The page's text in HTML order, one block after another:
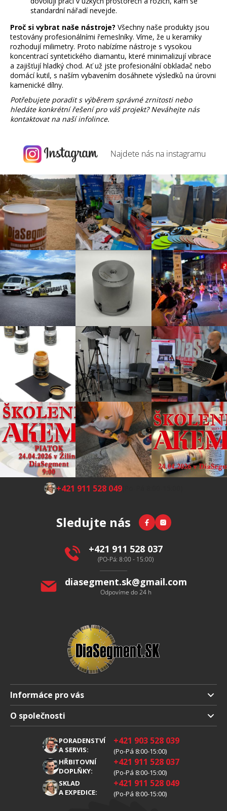
standardní nářadí nevejde.
Proč si vybrat naše nástroje? Všechny naše produkty jsou
testovány profesionálními řemeslníky. Víme, že u keramiky
rozhodují milimetry. Proto nabízíme nástroje s vysokou
koncentrací syntetického diamantu, které minimalizují vibrace
a zajišťují hladký chod. Ať už jste profesionální obkladač nebo
domácí kutil, s naším vybavením dosáhnete výsledků na úrovni
kamenické dílny.
Potřebujete poradit s výběrem správné zrnitosti nebo
hledáte konkrétní řešení pro váš projekt? Neváhejte nás
kontaktovat na naší infolince.
Najdete nás na instagramu
+421 911 528 049
Sledujte nás Facebook
Instagram
+421 911 528 037
(PO-Pá: 8:00 - 15:00)
diasegment.sk@gmail.com
Odpovíme do 24 h
Informáce pro vás
Doprava a platba
Obchodní podmienky
Reklamáce
Zpracování osobních údajů
O společnosti
PORADENSTVÍ
A SERVIS:
+421 903 528 039
(Po-Pá 8:00-15:00)
HŘBITOVNÍ
DOPLŇKY:
+421 911 528 037
(Po-Pá 8:00-15:00)
SKLAD
A EXPEDICE:
+421 911 528 049
(Po-Pá 8:00-15:00)